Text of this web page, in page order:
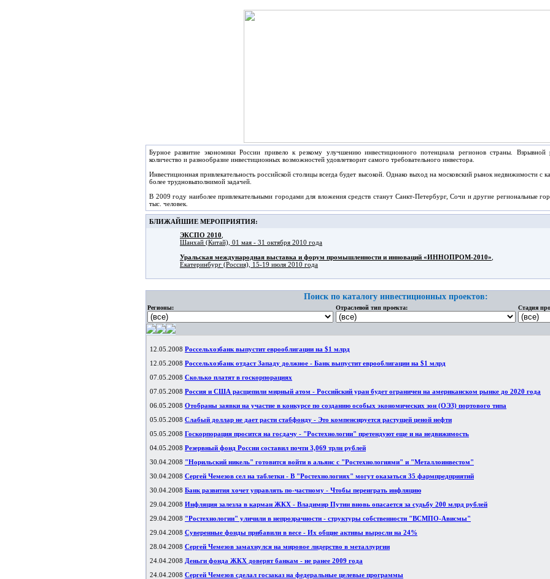
Бурное развитие экономики России привело к резкому улучшению инвестиционного потенциала регионов страны. Взрывной
количество и разнообразие инвестиционных возможностей удовлетворит самого требовательного инвестора.
Инвестиционная привлекательность российской столицы всегда будет высокой. Однако выход на московский рынок недвижимости с
более трудновыполнимой задачей.
В 2009 году наиболее привлекательными городами для вложения средств станут Санкт-Петербург, Сочи и другие региональные
тыс. человек.
БЛИЖАЙШИЕ МЕРОПРИЯТИЯ:
ЭКСПО 2010
Шанхай (Китай), 01 мая - 31 октября 2010 года
Уральская международная выставка и форум промышленности и инноваций «ИННОПРОМ-2010»
Екатеринбург (Россия), 15-19 июля 2010 года
Поиск по каталогу инвестиционных проектов:
Регионы: Отраслевой тип проекта: Стадия
12.05.2008 Россельхозбанк выпустит еврооблигации на $1 млрд
12.05.2008 Россельхозбанк отдаст Западу должное - Банк выпустит еврооблигации на $1 млрд
07.05.2008 Сколько платят в госкорпорациях
07.05.2008 Россия и США расщепили мирный атом - Российский уран будет ограничен на американском рынке до 2020 года
06.05.2008 Отобраны заявки на участие в конкурсе по созданию особых экономических зон (ОЭЗ) портового типа
05.05.2008 Слабый доллар не дает расти стабфонду - Это компенсируется растущей ценой нефти
05.05.2008 Госкорпорация просится на госдачу - "Ростехнологии" претендуют еще и на недвижимость
04.05.2008 Резервный фонд России составил почти 3,069 трлн рублей
30.04.2008 "Норильский никель" готовится войти в альянс с "Ростехнологиями" и "Металлоинвестом"
30.04.2008 Сергей Чемезов сел на таблетки - В "Ростехнологиях" могут оказаться 35 фармпредприятий
30.04.2008 Банк развития хочет управлять по-частному - Чтобы переиграть инфляцию
29.04.2008 Инфляция залезла в карман ЖКХ - Владимир Путин вновь опасается за судьбу 200 млрд рублей
29.04.2008 "Ростехнологии" уличили в непрозрачности - структуры собственности "ВСМПО-Ависмы"
29.04.2008 Суверенные фонды прибавили в весе - Их общие активы выросли на 24%
28.04.2008 Сергей Чемезов замахнулся на мировое лидерство в металлургии
24.04.2008 Деньги фонда ЖКХ доверят банкам - не ранее 2009 года
24.04.2008 Сергей Чемезов сделал госзаказ на федеральные целевые программы